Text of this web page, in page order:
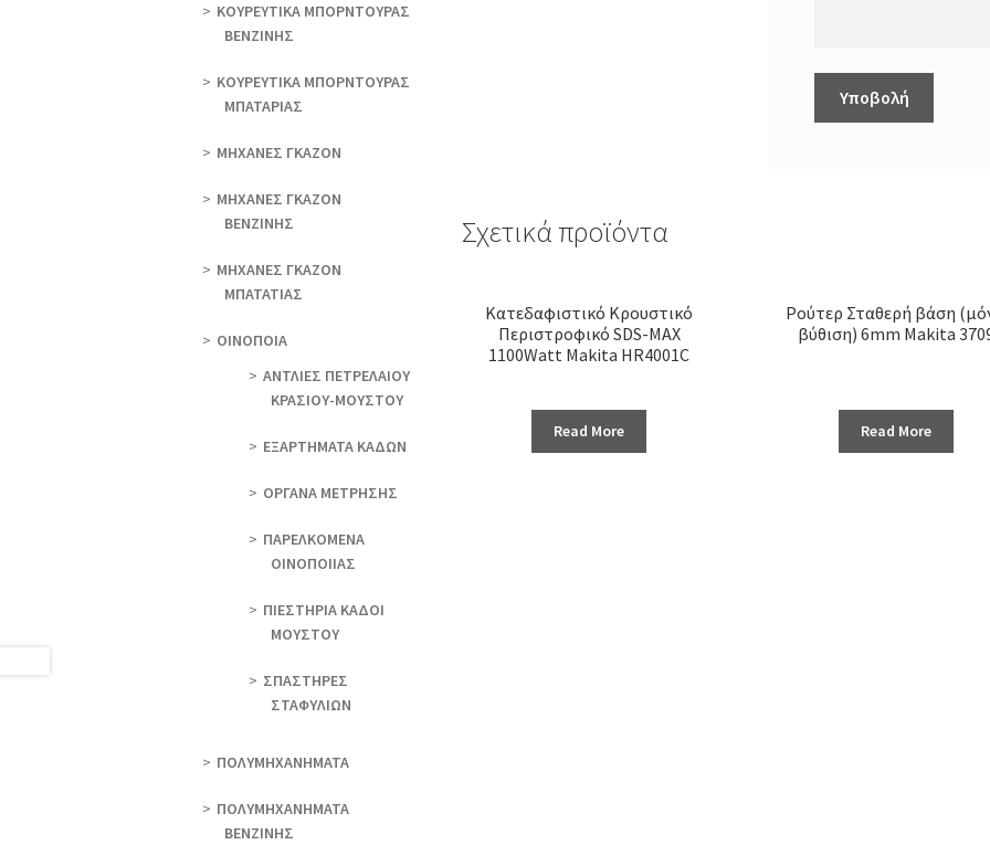
Σχετικά προϊόντα
Κατεδαφιστικό Κρουστικό
Περιστροφικό SDS-ΜΑΧ
1100Watt Makita HR4001C
Read More
Ρούτερ Σταθερή βάση
βύθιση) 6mm Makita
Read More
ΚΟΥΡΕΥΤΙΚΑ ΜΠΟΡΝΤΟΥΡΑΣ
ΒΕΝΖΙΝΗΣ
ΚΟΥΡΕΥΤΙΚΑ ΜΠΟΡΝΤΟΥΡΑΣ
ΜΠΑΤΑΡΙΑΣ
ΜΗΧΑΝΕΣ ΓΚΑΖΟΝ
ΜΗΧΑΝΕΣ ΓΚΑΖΟΝ
ΒΕΝΖΙΝΗΣ
ΜΗΧΑΝΕΣ ΓΚΑΖΟΝ
ΜΠΑΤΑΤΙΑΣ
ΟΙΝΟΠΟΙΑ
ΑΝΤΛΙΕΣ ΠΕΤΡΕΛΑΙΟΥ
ΚΡΑΣΙΟΥ-ΜΟΥΣΤΟΥ
ΕΞΑΡΤΗΜΑΤΑ ΚΑΔΩΝ
ΟΡΓΑΝΑ ΜΕΤΡΗΣΗΣ
ΠΑΡΕΛΚΟΜΕΝΑ
ΟΙΝΟΠΟΙΙΑΣ
ΠΙΕΣΤΗΡΙΑ ΚΑΔΟΙ
ΜΟΥΣΤΟΥ
ΣΠΑΣΤΗΡΕΣ
ΣΤΑΦΥΛΙΩΝ
ΠΟΛΥΜΗΧΑΝΗΜΑΤΑ
ΠΟΛΥΜΗΧΑΝΗΜΑΤΑ
ΒΕΝΖΙΝΗΣ